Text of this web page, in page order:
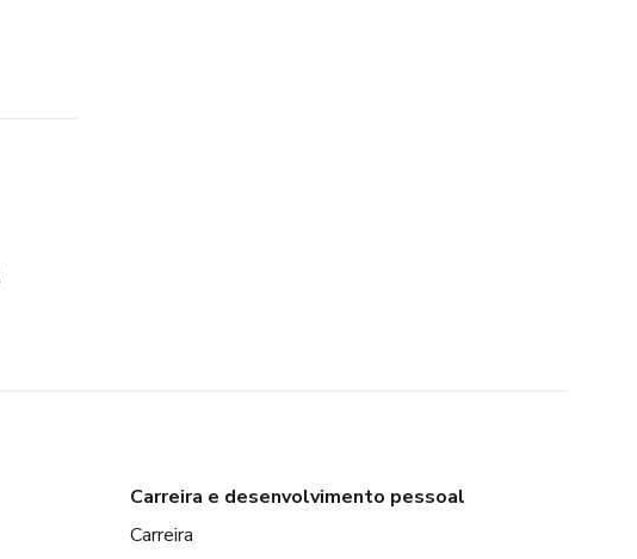
Carreira e desenvolvimento pessoal
Carreira